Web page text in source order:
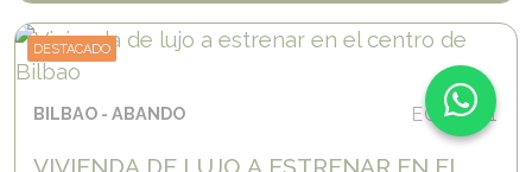
DESTACADO
BILBAO ABANDO ECA3241
VIVIENDA DE LUJO A ESTRENAR EN EL